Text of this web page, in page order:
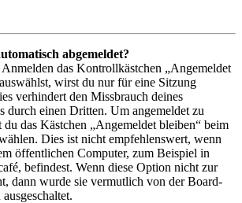
abgemeldet?
das Kontrollkästchen „Angemeldet
wirst du nur für eine Sitzung
verhindert den Missbrauch deines
durch einen Dritten. Um angemeldet zu
du das Kästchen „Angemeldet bleiben“ beim
Dies ist nicht empfehlenswert, wenn
öffentlichen Computer, zum Beispiel in
befindest. Wenn diese Option nicht zur
dann wurde sie vermutlich von der Board-